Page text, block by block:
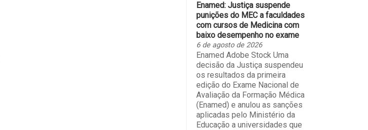
Enamed: Justiça suspende
punições do MEC a faculdades
com cursos de Medicina com
baixo desempenho no exame
6 de agosto de 2026
Enamed Adobe Stock Uma
decisão da Justiça suspendeu
os resultados da primeira
edição do Exame Nacional de
Avaliação da Formação Médica
(Enamed) e anulou as sanções
aplicadas pelo Ministério da
Educação a universidades que